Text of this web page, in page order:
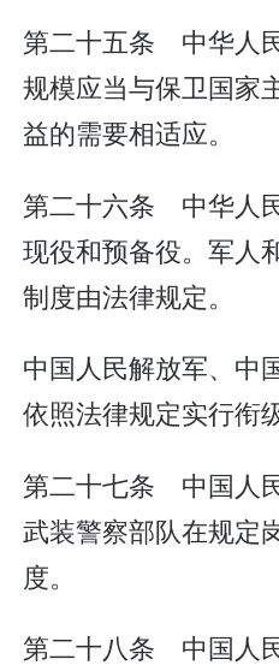
第二十五条 中华人
规模应当与保卫国家
益的需要相适应。
第二十六条 中华人
现役和预备役。军人
制度由法律规定。
中国人民解放军、中
依照法律规定实行衔
第二十七条 中国人
武装警察部队在规定
度。
第二十八条 中国人